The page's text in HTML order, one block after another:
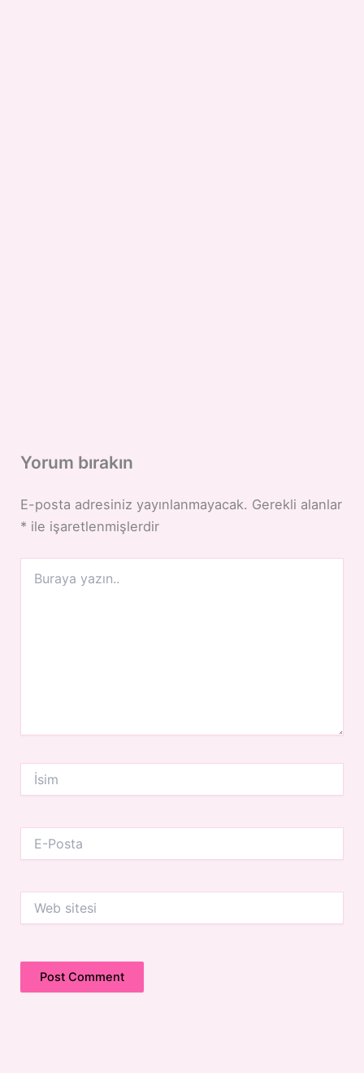
Yorum bırakın
E-posta adresiniz yayınlanmayacak. Gerekli alanlar
* ile işaretlenmişlerdir
yazın..
İsim
Posta
sitesi